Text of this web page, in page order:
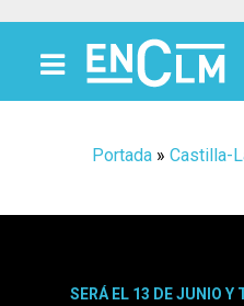
Portada » Castilla-
SERÁ EL 13 DE JUNIO Y